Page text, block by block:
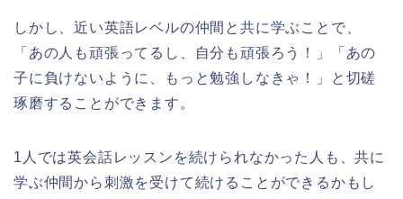
しかし、近い英語レベルの仲間と共に学ぶことで、
「あの人も頑張ってるし、自分も頑張ろう！」「あの
子に負けないように、もっと勉強しなきゃ！」と切磋
琢磨することができます。
1人では英会話レッスンを続けられなかった人も、共に
学ぶ仲間から刺激を受けて続けることができるかもし